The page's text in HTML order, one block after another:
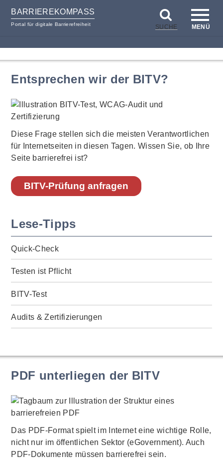
BARRIEREKOMPASS
Portal für digitale Barrierefreiheit SUCHE MENÜ
Entsprechen wir der BITV?
Diese Frage stellen sich die meisten Verantwortlichen
für Internetseiten in diesen Tagen. Wissen Sie, ob Ihre
Seite barrierefrei ist?
BITV-Prüfung anfragen
Lese-Tipps
Quick-Check
Testen ist Pflicht
BITV-Test
Audits & Zertifizierungen
PDF unterliegen der BITV
Das PDF-Format spielt im Internet eine wichtige Rolle,
nicht nur im öffentlichen Sektor (eGovernment). Auch
PDF-Dokumente müssen barrierefrei sein.